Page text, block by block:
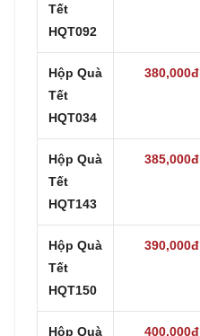
Tết
HQT092
Hộp Quà
Tết
HQT034
380,000đ
Hộp Quà
Tết
HQT143
385,000đ
Hộp Quà
Tết
HQT150
390,000đ
Hộp Quà
400,000đ